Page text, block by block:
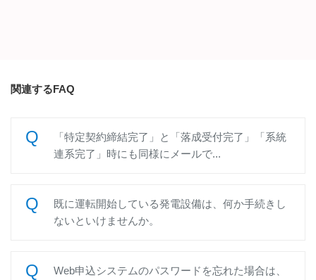
関連するFAQ
「特定契約締結完了」と「落成受付完了」「系統
連系完了」時にも同様にメールで...
既に運転開始している発電設備は、何か手続きし
ないといけませんか。
Web申込システムのパスワードを忘れた場合は、